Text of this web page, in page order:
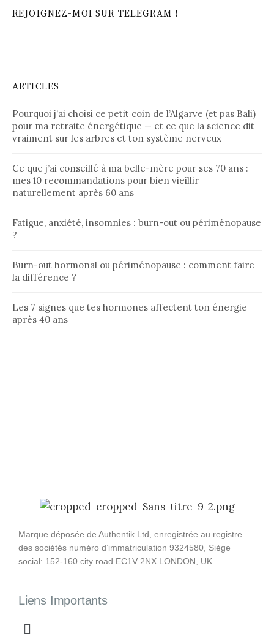
REJOIGNEZ-MOI SUR TELEGRAM !
ARTICLES
Pourquoi j’ai choisi ce petit coin de l’Algarve (et pas Bali)
pour ma retraite énergétique — et ce que la science dit
vraiment sur les arbres et ton système nerveux
Ce que j’ai conseillé à ma belle-mère pour ses 70 ans :
mes 10 recommandations pour bien vieillir
naturellement après 60 ans
Fatigue, anxiété, insomnies : burn-out ou périménopause
?
Burn-out hormonal ou périménopause : comment faire
la différence ?
Les 7 signes que tes hormones affectent ton énergie
après 40 ans
Marque déposée de Authentik Ltd, enregistrée au registre
des sociétés numéro d’immatriculation 9324580, Siège
social: 152-160 city road EC1V 2NX LONDON, UK
Liens Importants